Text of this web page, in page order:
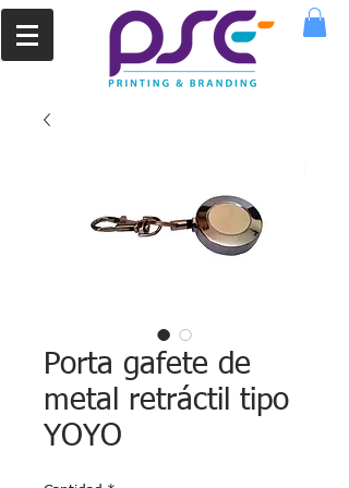
Porta gafete de
metal retráctil tipo
YOYO